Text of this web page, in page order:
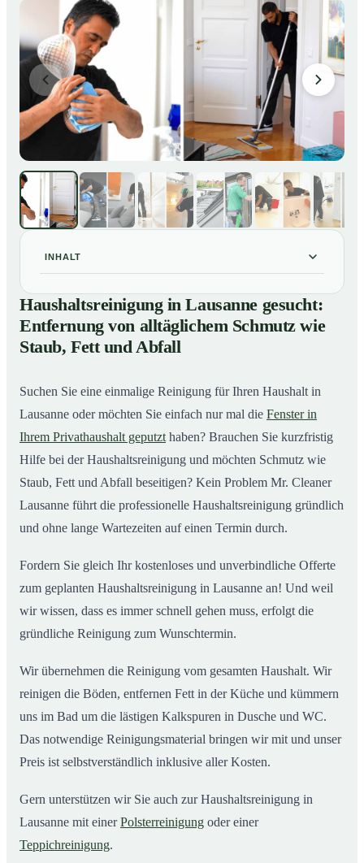
INHALT
Haushaltsreinigung in Lausanne gesucht: Entfernung
von alltäglichem Schmutz wie Staub, Fett und Abfall
02
So läuft eine professionelle Haushaltsreinigung in
Lausanne ab
Haushaltsreinigung in Lausanne gesucht:
Entfernung von alltäglichem Schmutz wie
Staub, Fett und Abfall
Suchen Sie eine einmalige Reinigung für Ihren Haushalt in
Lausanne oder möchten Sie einfach nur mal die Fenster in
Ihrem Privathaushalt geputzt haben? Brauchen Sie kurzfristig
Hilfe bei der Haushaltsreinigung und möchten Schmutz wie
Staub, Fett und Abfall beseitigen? Kein Problem Mr. Cleaner
Lausanne führt die professionelle Haushaltsreinigung gründlich
und ohne lange Wartezeiten auf einen Termin durch.
Fordern Sie gleich Ihr kostenloses und unverbindliche Offerte
zum geplanten Haushaltsreinigung in Lausanne an! Und weil
wir wissen, dass es immer schnell gehen muss, erfolgt die
gründliche Reinigung zum Wunschtermin.
Wir übernehmen die Reinigung vom gesamten Haushalt. Wir
reinigen die Böden, entfernen Fett in der Küche und kümmern
uns im Bad um die lästigen Kalkspuren in Dusche und WC.
Das notwendige Reinigungsmaterial bringen wir mit und unser
Preis ist selbstverständlich inklusive aller Kosten.
Gern unterstützen wir Sie auch zur Haushaltsreinigung in
Lausanne mit einerPolsterreinigung oder einer
Teppichreinigung.